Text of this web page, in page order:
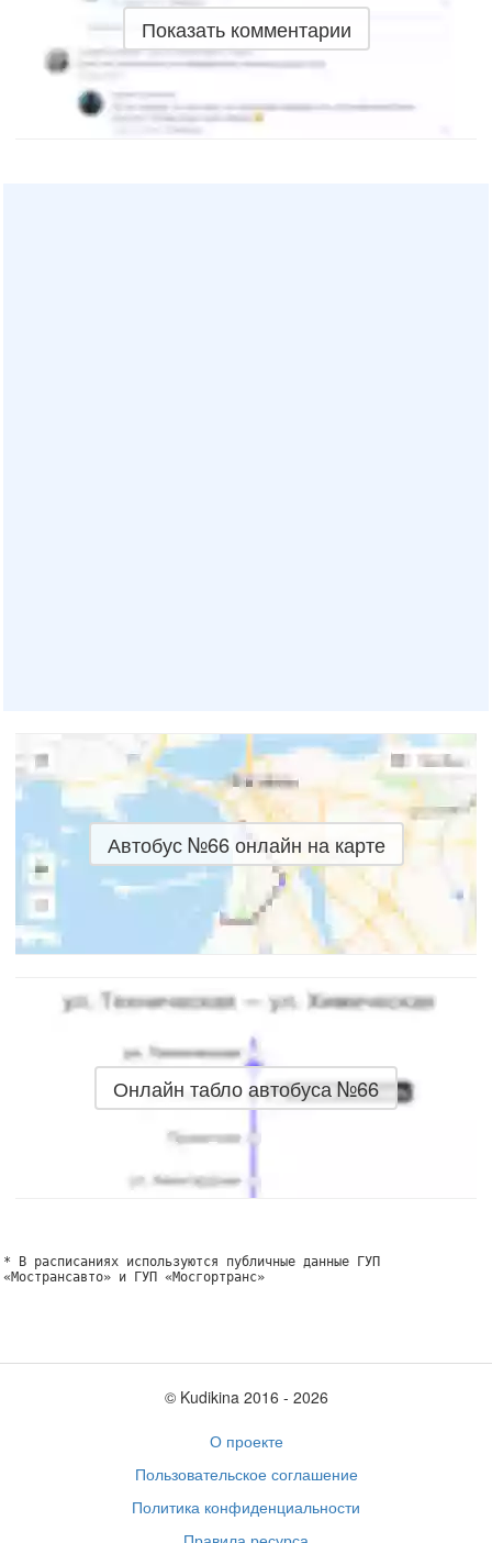
Показать комментарии
Автобус №66 онлайн на карте
Онлайн табло автобуса №66
* В расписаниях используются публичные данные ГУП
«Мострансавто» и ГУП «Мосгортранс»
© Kudikina 2016 ‐ 2026
О проекте
Пользовательское соглашение
Политика конфиденциальности